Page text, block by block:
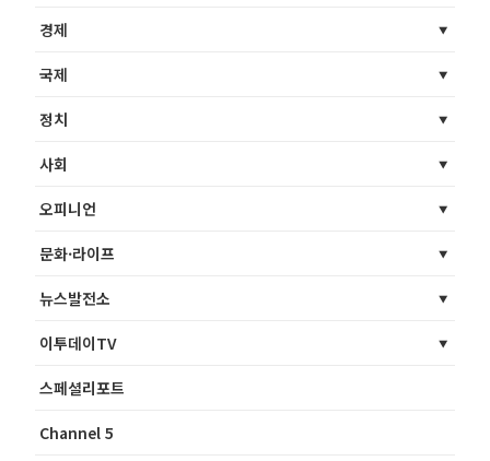
경제
국제
정치
사회
오피니언
문화·라이프
뉴스발전소
이투데이TV
스페셜리포트
Channel 5